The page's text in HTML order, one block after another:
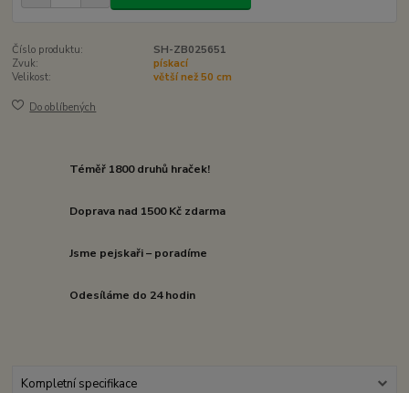
Číslo produktu:
SH-ZB025651
Zvuk:
pískací
Velikost:
větší než 50 cm
Do oblíbených
Téměř 1800 druhů hraček!
Doprava nad 1500 Kč zdarma
Jsme pejskaři – poradíme
Odesíláme do 24 hodin
Kompletní specifikace